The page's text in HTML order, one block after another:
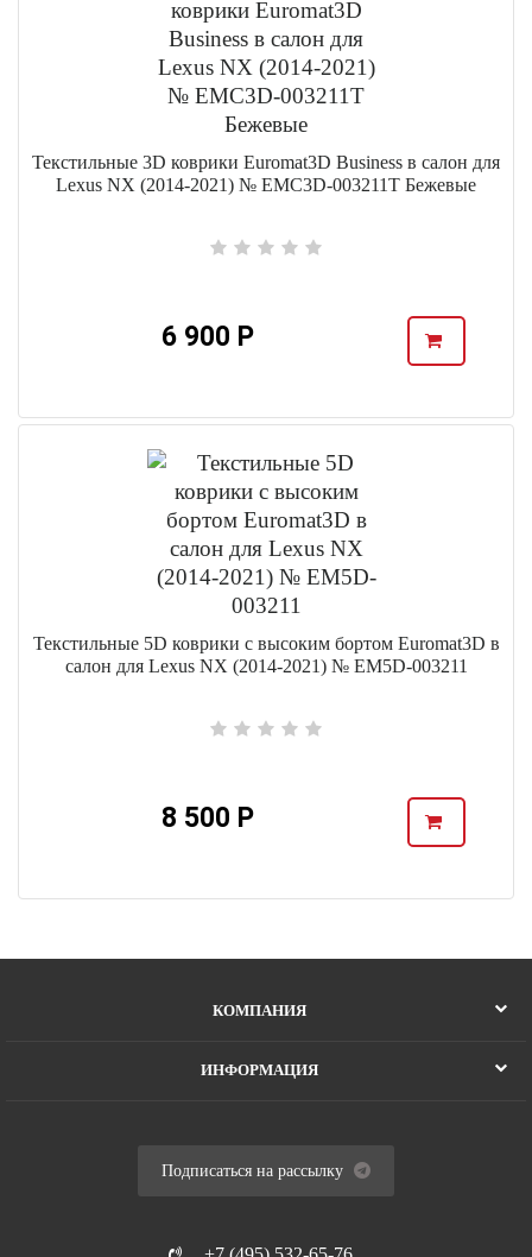
Текстильные 3D коврики Euromat3D Business в салон для
Lexus NX (2014-2021) № EMC3D-003211T Бежевые
6 900 Р
Текстильные 5D коврики с высоким бортом Euromat3D в
салон для Lexus NX (2014-2021) № EM5D-003211
8 500 Р
КОМПАНИЯ
ИНФОРМАЦИЯ
Подписаться на рассылку